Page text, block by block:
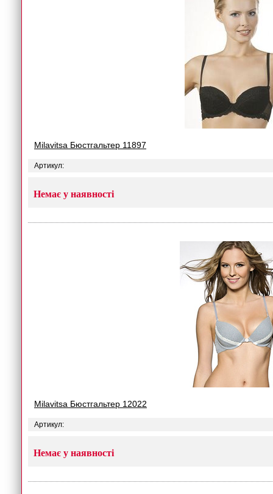
Milavitsa Бюстгальтер 11897
Артикул:
Немає у наявності
Milavitsa Бюстгальтер 12022
Артикул:
Немає у наявності